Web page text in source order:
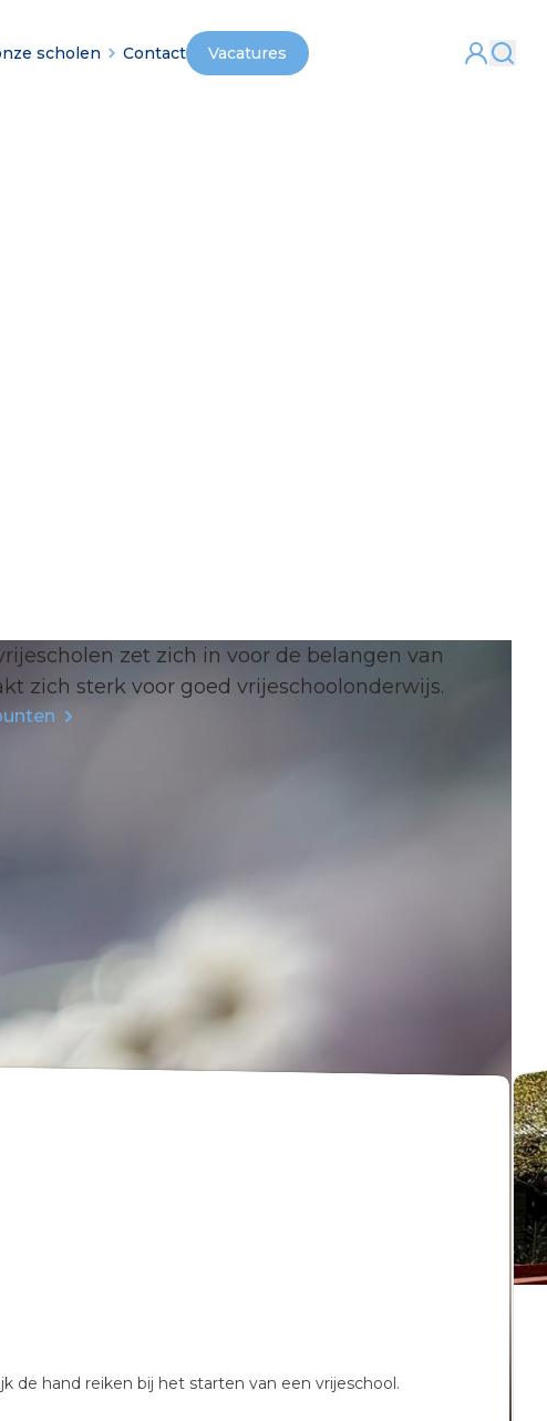
scholen Contact Vacatures
zet zich in voor de belangen van
zich sterk voor goed vrijeschoolonderwijs.
de hand reiken bij het starten van een vrijeschool.